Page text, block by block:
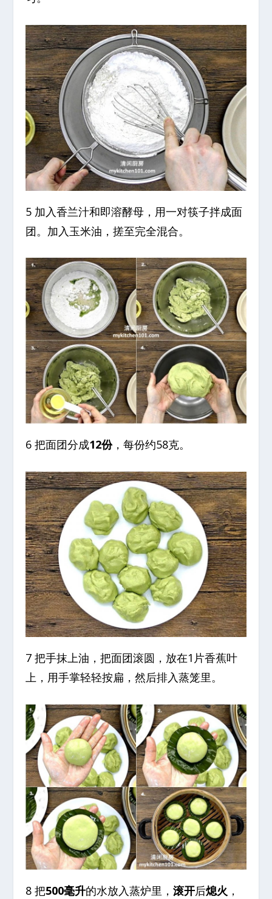
5 加入香兰汁和即溶酵母，用一对筷子拌成面
团。加入玉米油，搓至完全混合。
6 把面团分成12份，每份约58克。
7 把手抹上油，把面团滚圆，放在1片香蕉叶
上，用手掌轻轻按扁，然后排入蒸笼里。
8 把500毫升的水放入蒸炉里，滚开后熄火 ，